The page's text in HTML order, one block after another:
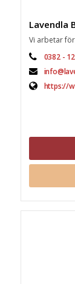
Lavendla
Vi arbetar
0382 -
https://